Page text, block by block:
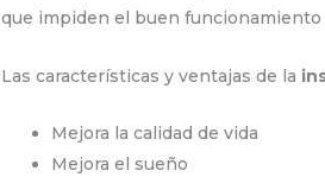
que impiden el buen
Las características y ventajas de la
Mejora la calidad de vida
Mejora el sueño